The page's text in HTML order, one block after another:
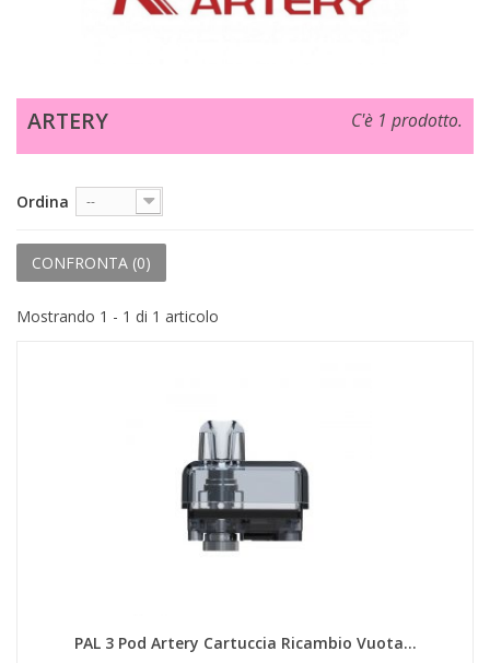
+
BATTERIE
FORNITURE ESTETICA
SEXY SHOP
CASA E CUCINA
ARTERY C'è 1 prodotto.
Ordina --
CONFRONTA (0)
Mostrando 1 - 1 di 1 articolo
PAL 3 Pod Artery Cartuccia Ricambio Vuota...